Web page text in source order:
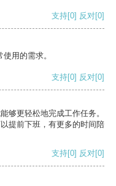
支持[0] 反对[0]
用的需求。
支持[0] 反对[0]
够更轻松地完成工作任务。
提前下班，有更多的时间陪
支持[0] 反对[0]